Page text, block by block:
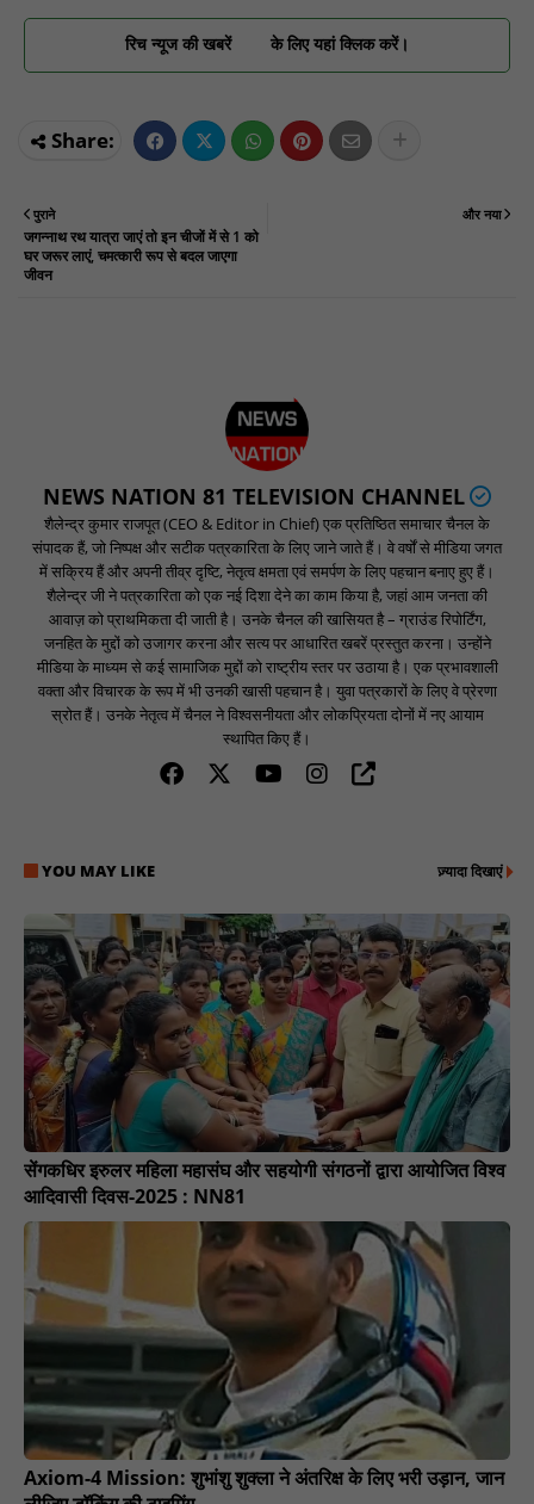
रिच न्यूज की खबरें के लिए यहां क्लिक करें।
और नया
पुराने
जगन्नाथ रथ यात्रा जाएं तो इन चीजों में से 1 को
घर जरूर लाएं, चमत्कारी रूप से बदल जाएगा
जीवन
NEWS NATION 81 TELEVISION CHANNEL
शैलेन्द्र कुमार राजपूत (CEO & Editor in Chief) एक प्रतिष्ठित समाचार चैनल के
संपादक हैं, जो निष्पक्ष और सटीक पत्रकारिता के लिए जाने जाते हैं। वे वर्षों से मीडिया जगत
में सक्रिय हैं और अपनी तीव्र दृष्टि, नेतृत्व क्षमता एवं समर्पण के लिए पहचान बनाए हुए हैं।
शैलेन्द्र जी ने पत्रकारिता को एक नई दिशा देने का काम किया है, जहां आम जनता की
आवाज़ को प्राथमिकता दी जाती है। उनके चैनल की खासियत है – ग्राउंड रिपोर्टिंग,
जनहित के मुद्दों को उजागर करना और सत्य पर आधारित खबरें प्रस्तुत करना। उन्होंने
मीडिया के माध्यम से कई सामाजिक मुद्दों को राष्ट्रीय स्तर पर उठाया है। एक प्रभावशाली
वक्ता और विचारक के रूप में भी उनकी खासी पहचान है। युवा पत्रकारों के लिए वे प्रेरणा
स्रोत हैं। उनके नेतृत्व में चैनल ने विश्वसनीयता और लोकप्रियता दोनों में नए आयाम
स्थापित किए हैं।
YOU MAY LIKE ज़्यादा दिखाएं
सेंगकधिर इरुलर महिला महासंघ और सहयोगी संगठनों द्वारा आयोजित विश्व
आदिवासी दिवस-2025 : NN81
Axiom-4 Mission: शुभांशु शुक्ला ने अंतरिक्ष के लिए भरी उड़ान, जान